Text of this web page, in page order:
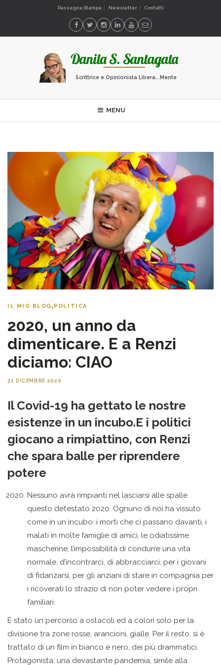
Rassegna Stampa Newsletter Contatti
Scrittrice e Opinionista Libera...Mente
MENU
IL MIO BLOG , POLITICA
2020, un anno da
dimenticare. E a Renzi
diciamo: CIAO
31 DICEMBRE 2020
Il Covid-19 ha gettato le nostre
esistenze in un incubo.E i politici
giocano a rimpiattino, con Renzi
che spara balle per riprendere
potere
Nessuno avrà rimpianti nel lasciarsi alle spalle
questo detestato 2020. Ognuno di noi ha vissuto
come in un incubo: i morti che ci passano davanti, i
malati in molte famiglie di amici, le odiatissime
mascherine, l’impossibilità di condurre una vita
normale, d’incontrarci, di abbracciarci, per i giovani
di fidanzarsi, per gli anziani di stare in compagnia per
i ricoverati lo strazio di non poter vedere i propri
familiari.
È stato un percorso a ostacoli ed a colori solo per la
divisione tra zone rosse, arancioni, gialle. Per il resto, si è
trattato di un film in bianco e nero, dei più drammatici.
Protagonista: una devastante pandemia, simile alla